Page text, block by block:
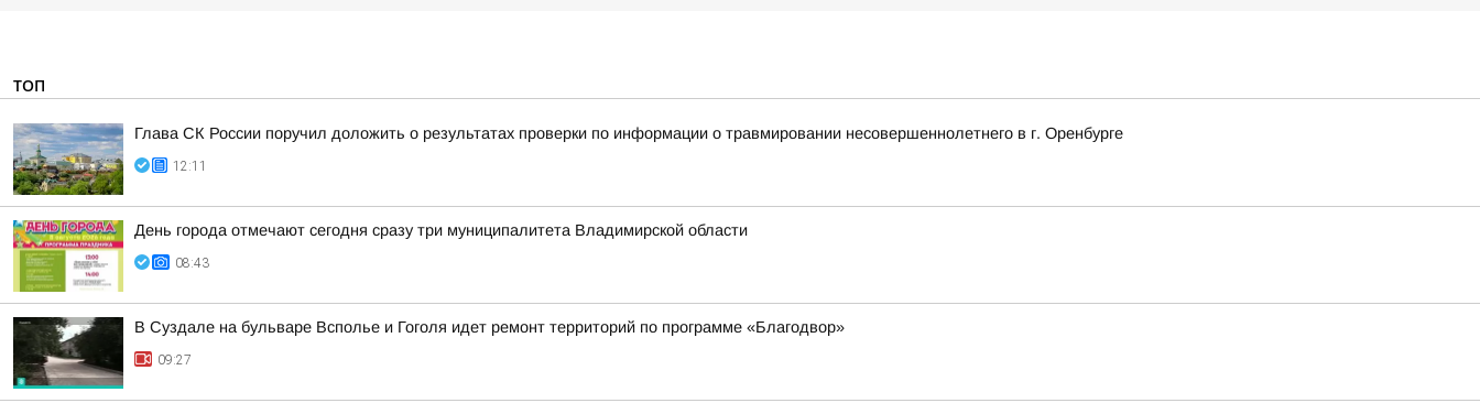
ТОП
Глава СК России поручил доложить о результатах проверки по информации о травмировании несовершеннолетнего в г. Оренбурге
12:11
День города отмечают сегодня сразу три муниципалитета Владимирской области
08:43
В Суздале на бульваре Всполье и Гоголя идет ремонт территорий по программе «Благодвор»
09:27